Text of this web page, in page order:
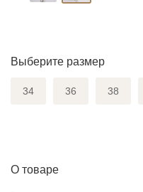
Выберите размер
34 36 38
О товаре